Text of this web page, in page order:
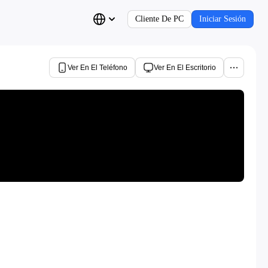
Cliente De PC Iniciar Sesión
Ver En El Teléfono Ver En El Escritorio